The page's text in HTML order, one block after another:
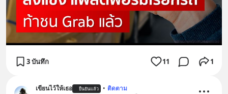
3 บันทึก 11 1
เขียนไว้ให้เธอ ยืนยันแล้ว • ติดตาม